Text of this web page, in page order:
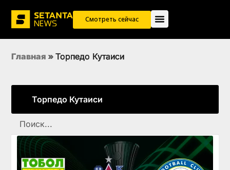
Смотреть сейчас
Главная » Торпедо Кутаиси
Торпедо Кутаиси